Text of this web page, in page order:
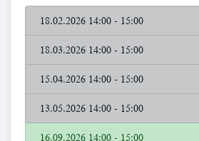
18.02.2026 14:00 - 15:00
18.03.2026 14:00 - 15:00
15.04.2026 14:00 - 15:00
13.05.2026 14:00 - 15:00
16.09.2026 14:00 - 15:00